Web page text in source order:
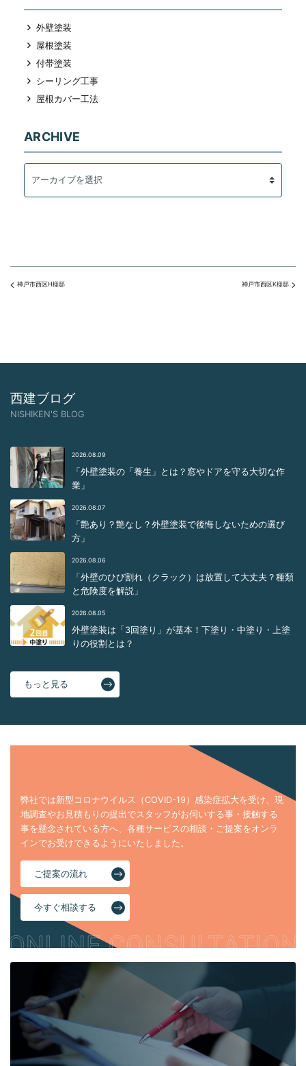
外壁塗装
屋根塗装
付帯塗装
シーリング工事
屋根カバー工法
ARCHIVE
神戸市西区H様邸 神戸市西区K様邸
西建ブログ
NISHIKEN'S BLOG
2026.08.09
「外壁塗装の「養生」とは？窓やドアを守る大切な作
業」
2026.08.07
「艶あり？艶なし？外壁塗装で後悔しないための選び
方」
2026.08.06
「外壁のひび割れ（クラック）は放置して大丈夫？種類
と危険度を解説」
2026.08.05
外壁塗装は「3回塗り」が基本！下塗り・中塗り・上塗
りの役割とは？
もっと見る
弊社では新型コロナウイルス（COVID-19）感染症拡大を受け、現
地調査やお見積もりの提出でスタッフがお伺いする事・接触する
事を懸念されている方へ、各種サービスの相談・ご提案をオンラ
インでお受けできるようにいたしました。
ご提案の流れ
今すぐ相談する